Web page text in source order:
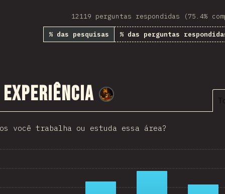
Rica
Nepal
Pakistan
Morocco
Slovenia
12119 perguntas respondidas (75.4%
% das pesquisas % das perguntas
experiência
você trabalha ou estuda essa área?